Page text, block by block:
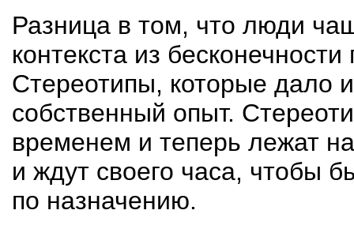
Разница в том, что люди
контекста из
Стереотипы, которые дало
собственный опыт.
временем и теперь лежат
и ждут своего часа, чтобы
по назначению.